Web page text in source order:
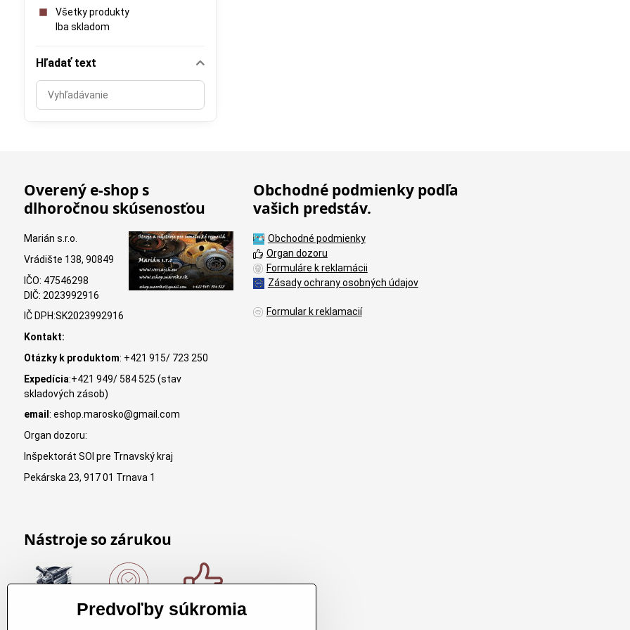
Všetky produkty
Iba skladom
Hľadať text
Prehľadať
výsledky
Overený e-shop s
dlhoročnou skúsenosťou
Marián s.r.o.
Vrádište 138, 90849
IČO: 47546298
DIČ: 2023992916
IČ DPH:SK2023992916
Kontakt:
Otázky k produktom: +421 915/ 723 250
Expedícia:+421 949/ 584 525 (stav
skladových zásob)
email : eshop.marosko@gmail.com
Organ dozoru:
Inšpektorát SOI pre Trnavský kraj
Pekárska 23, 917 01 Trnava 1
Obchodné podmienky podľa
vašich predstáv.
Obchodné podmienky
Organ dozoru
Formuláre k reklamácii
Zásady ochrany osobných údajov
Formular k reklamacií
Nástroje so zárukou
Nákup nad
Originálne
Kvalitné
Predvoľby súkromia